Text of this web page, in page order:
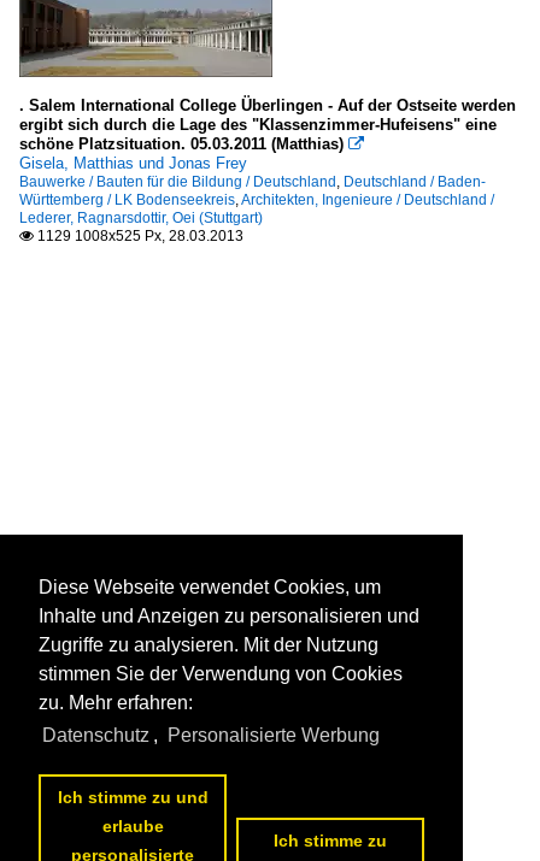
. Salem International College Überlingen - Auf der Ostseite werden
ergibt sich durch die Lage des "Klassenzimmer-Hufeisens" eine
schöne Platzsituation. 05.03.2011 (Matthias) 
Gisela, Matthias und Jonas Frey
Bauwerke / Bauten für die Bildung / Deutschland Deutschland / Baden-
Württemberg / LK Bodenseekreis Architekten, Ingenieure / Deutschland /
Lederer, Ragnarsdottir, Oei (Stuttgart)
 1129 1008x525 Px, 28.03.2013
Diese Webseite verwendet Cookies, um
Inhalte und Anzeigen zu personalisieren und
Zugriffe zu analysieren. Mit der Nutzung
stimmen Sie der Verwendung von Cookies
zu. Mehr erfahren:
Datenschutz , Personalisierte Werbung
Ich stimme zu und
erlaube
personalisierte
Ich stimme zu